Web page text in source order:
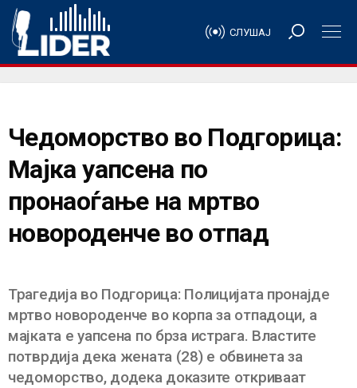
СЛУШАЈ
Чедоморство во Подгорица:
Мајка уапсена по
пронаоѓање на мртво
новороденче во отпад
Трагедија во Подгорица: Полицијата пронајде
мртво новороденче во корпа за отпадоци, а
мајката е уапсена по брза истрага. Властите
потврдија дека жената (28) е обвинета за
чедоморство, додека доказите откриваат